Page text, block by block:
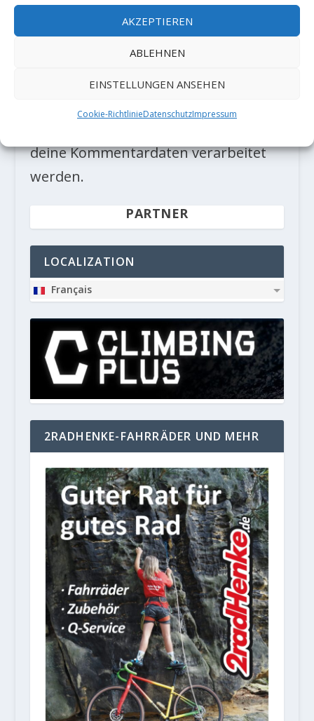
AKZEPTIEREN
ABLEHNEN
EINSTELLUNGEN ANSEHEN
Cookie-RichtlinieDatenschutzImpressum
deine Kommentardaten verarbeitet
werden.
PARTNER
LOCALIZATION
Français
2RADHENKE-FAHRRÄDER UND MEHR